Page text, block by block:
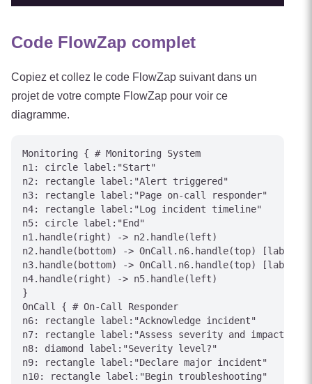
Code FlowZap complet
Copiez et collez le code FlowZap suivant dans un
projet de votre compte FlowZap pour voir ce
diagramme.
Monitoring { # Monitoring System
n1: circle label:"Start"
n2: rectangle label:"Alert triggered"
n3: rectangle label:"Page on-call responder"
n4: rectangle label:"Log incident timeline"
n5: circle label:"End"
n1.handle(right) -> n2.handle(left)
n2.handle(bottom) -> OnCall.n6.handle(top)
n3.handle(bottom) -> OnCall.n6.handle(top)
n4.handle(right) -> n5.handle(left)
}
OnCall { # On-Call Responder
n6: rectangle label:"Acknowledge incident"
n7: rectangle label:"Assess severity and impact"
n8: diamond label:"Severity level?"
n9: rectangle label:"Declare major incident"
n10: rectangle label:"Begin troubleshooting"